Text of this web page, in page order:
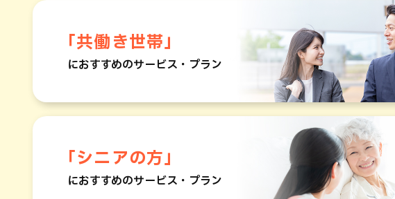
「共働き世帯」
におすすめのサービス・プラン
「シニアの方」
におすすめのサービス・プラン